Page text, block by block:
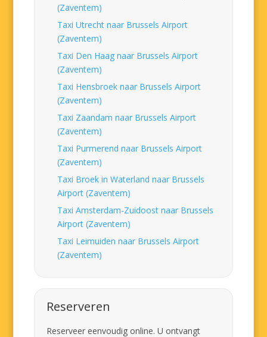
(Zaventem)
Taxi Utrecht naar Brussels Airport
(Zaventem)
Taxi Den Haag naar Brussels Airport
(Zaventem)
Taxi Hensbroek naar Brussels Airport
(Zaventem)
Taxi Zaandam naar Brussels Airport
(Zaventem)
Taxi Purmerend naar Brussels Airport
(Zaventem)
Taxi Broek in Waterland naar Brussels
Airport (Zaventem)
Taxi Amsterdam-Zuidoost naar Brussels
Airport (Zaventem)
Taxi Leimuiden naar Brussels Airport
(Zaventem)
Reserveren
Reserveer eenvoudig online. U ontvangt